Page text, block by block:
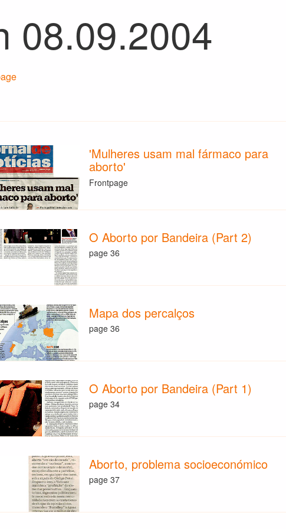
08.09.2004
'Mulheres usam mal fármaco para
aborto'
Frontpage
O Aborto por Bandeira (Part 2)
page 36
Mapa dos percalços
page 36
O Aborto por Bandeira (Part 1)
page 34
Aborto, problema socioeconómico
page 37